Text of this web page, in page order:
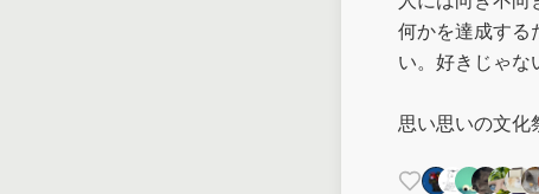
何かを達成する
い。好きじゃな
思い思いの文化